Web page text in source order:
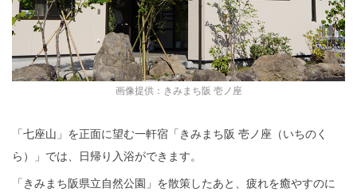
画像提供：きみまち阪 壱ノ座
「七座山」を正面に望む一軒宿「きみまち阪 壱ノ座（いちのく
ら）」では、日帰り入浴ができます。
「きみまち阪県立自然公園」を散策したあと、疲れを癒やすのに